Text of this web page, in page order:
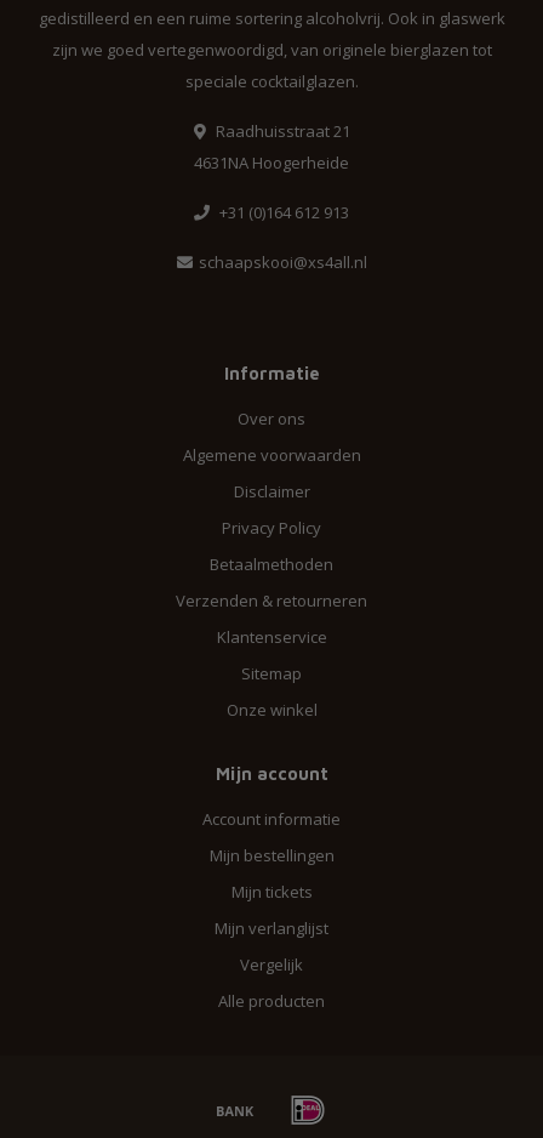
gedistilleerd en een ruime sortering alcoholvrij. Ook in glaswerk
zijn we goed vertegenwoordigd, van originele bierglazen tot
speciale cocktailglazen.
Raadhuisstraat 21
4631NA Hoogerheide
+31 (0)164 612 913
schaapskooi@xs4all.nl
Informatie
Over ons
Algemene voorwaarden
Disclaimer
Privacy Policy
Betaalmethoden
Verzenden & retourneren
Klantenservice
Sitemap
Onze winkel
Mijn account
Account informatie
Mijn bestellingen
Mijn tickets
Mijn verlanglijst
Vergelijk
Alle producten